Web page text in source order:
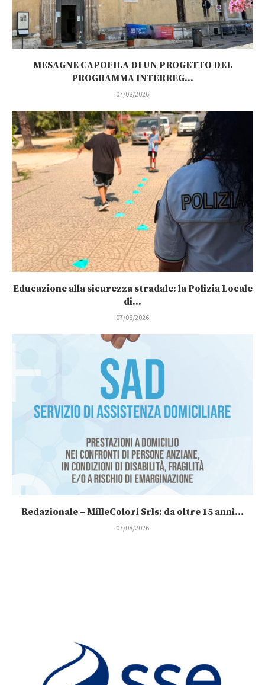
MESAGNE CAPOFILA DI UN PROGETTO DEL
PROGRAMMA INTERREG...
07/08/2026
Educazione alla sicurezza stradale: la Polizia Locale
di...
07/08/2026
Redazionale – MilleColori Srls: da oltre 15 anni...
07/08/2026